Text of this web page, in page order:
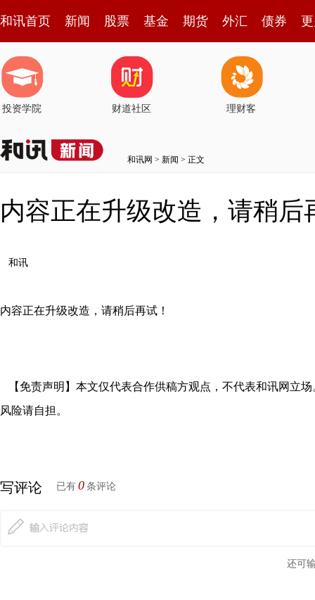
和讯首页 新闻 股票 基金 期货 外汇 债券
投资学院 财道社区 理财客
和讯网 > 新闻 > 正文
内容正在升级改造，请稍后
和讯
内容正在升级改造，请稍后再试！
【免责声明】本文仅代表合作供稿方观点，不代表和讯网立
风险请自担。
写评论 已有 0 条评论
还可